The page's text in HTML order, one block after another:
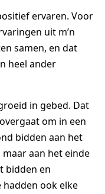
ervaren. Voor
uit m’n
samen, en dat
heel ander
in gebed. Dat
om in een
bidden aan het
aan het einde
bidden en
hadden ook elke